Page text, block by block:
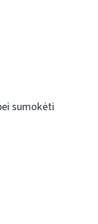
sumokėti